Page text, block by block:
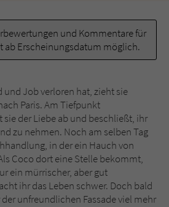
und Kommentare für
ab Erscheinungsdatum möglich.
und Job verloren hat, zieht sie
Paris. Am Tiefpunkt
der Liebe ab und beschließt, ihr
zu nehmen. Noch am selben Tag
in der ein Hauch von
Coco dort eine Stelle bekommt,
ein mürrischer, aber gut
ihr das Leben schwer. Doch bald
unfreundlichen Fassade viel mehr
Couch Medien GmbH & Co. KG
für Kommentare einzelner Buchtitel
Couch Medien GmbH & Co. KG